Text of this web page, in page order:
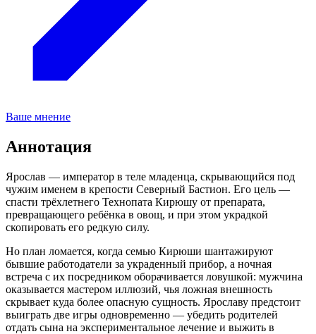
Ваше мнение
Аннотация
Ярослав — император в теле младенца, скрывающийся под
чужим именем в крепости Северный Бастион. Его цель —
спасти трёхлетнего Технопата Кирюшу от препарата,
превращающего ребёнка в овощ, и при этом украдкой
скопировать его редкую силу.
Но план ломается, когда семью Кирюши шантажируют
бывшие работодатели за украденный прибор, а ночная
встреча с их посредником оборачивается ловушкой: мужчина
оказывается мастером иллюзий, чья ложная внешность
скрывает куда более опасную сущность. Ярославу предстоит
выиграть две игры одновременно — убедить родителей
отдать сына на экспериментальное лечение и выжить в